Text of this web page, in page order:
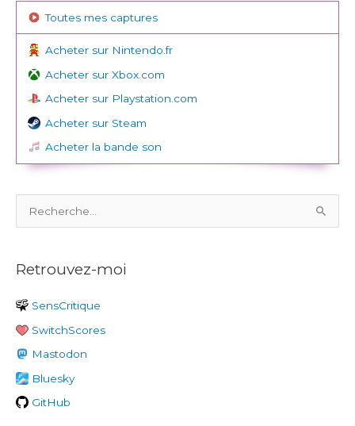
Toutes mes captures
Acheter sur Nintendo.fr
Acheter sur Xbox.com
Acheter sur Playstation.com
Acheter sur Steam
Acheter la bande son
e
h
r
c
h
e
r
Retrouvez-moi
SensCritique
SwitchScores
Mastodon
Bluesky
GitHub